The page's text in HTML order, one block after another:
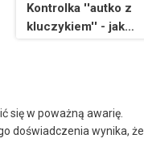
Kontrolka ''autko z
kluczykiem'' - jak
się w poważną awarię.
doświadczenia wynika, że